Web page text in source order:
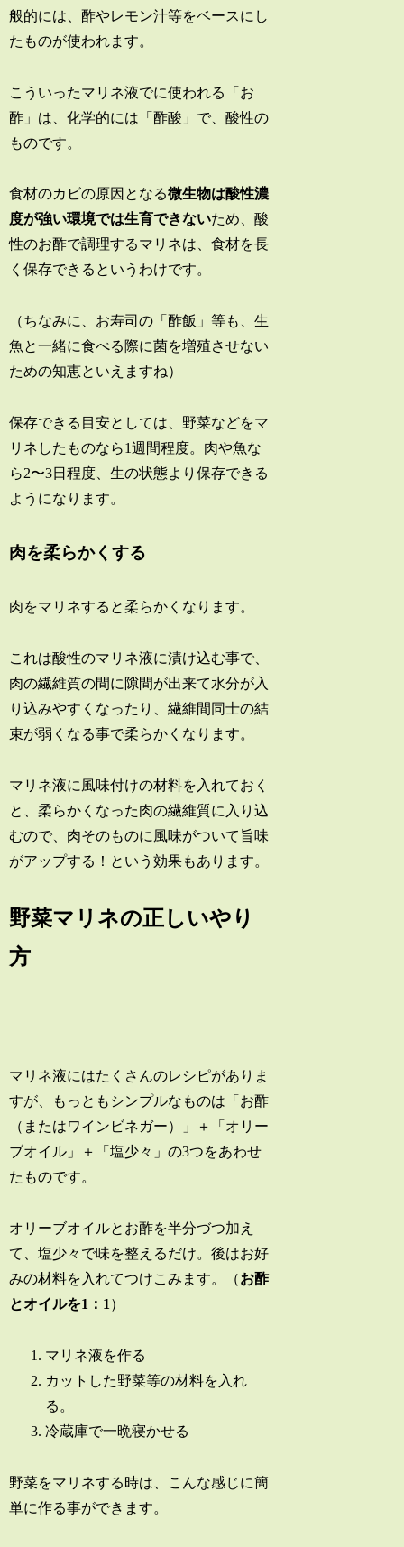
般的には、酢やレモン汁等をベースにし
たものが使われます。
こういったマリネ液でに使われる「お
酢」は、化学的には「酢酸」で、酸性の
ものです。
食材のカビの原因となる微生物は酸性濃
度が強い環境では生育できないため、酸
性のお酢で調理するマリネは、食材を長
く保存できるというわけです。
（ちなみに、お寿司の「酢飯」等も、生
魚と一緒に食べる際に菌を増殖させない
ための知恵といえますね）
保存できる目安としては、野菜などをマ
リネしたものなら1週間程度。肉や魚な
ら2〜3日程度、生の状態より保存できる
ようになります。
肉を柔らかくする
肉をマリネすると柔らかくなります。
これは酸性のマリネ液に漬け込む事で、
肉の繊維質の間に隙間が出来て水分が入
り込みやすくなったり、繊維間同士の結
束が弱くなる事で柔らかくなります。
マリネ液に風味付けの材料を入れておく
と、柔らかくなった肉の繊維質に入り込
むので、肉そのものに風味がついて旨味
がアップする！という効果もあります。
野菜マリネの正しいやり
方
マリネ液にはたくさんのレシピがありま
すが、もっともシンプルなものは「お酢
（またはワインビネガー）」＋「オリー
ブオイル」＋「塩少々」の3つをあわせ
たものです。
オリーブオイルとお酢を半分づつ加え
て、塩少々で味を整えるだけ。後はお好
みの材料を入れてつけこみます。（お酢
とオイルを1：1 ）
マリネ液を作る
カットした野菜等の材料を入れ
る。
冷蔵庫で一晩寝かせる
野菜をマリネする時は、こんな感じに簡
単に作る事ができます。